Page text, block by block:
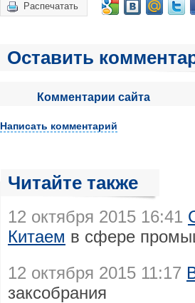
Распечатать
Оставить
Комментарии сайта
Написать комментарий
Читайте также
12 октября 2015 16:41
Китаем в сфере
12 октября 2015 11:17
заксобрания